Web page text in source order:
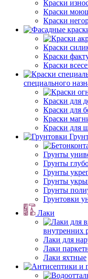
Краски
Краски
Краски
Краски
Краски
Краски
специального
Краски для
Краски для
Краски
Краски для
Грунты
Грунты
Грунты
Грунты
Грунты
Грунтовки
Лаки
внутренних
Лаки для
Лаки
Лаки яхтные